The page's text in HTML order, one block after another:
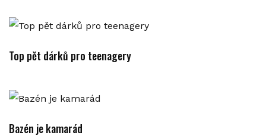
Top pět dárků pro teenagery
Bazén je kamarád